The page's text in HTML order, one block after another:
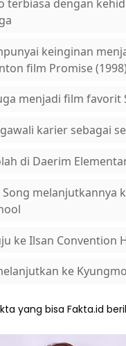
terbiasa dengan
keinginan
film Promise (1998)
menjadi film favorit
karier sebagai
di Daerim
melanjutkannya
ke Ilsan Convention
ke
yang bisa Fakta.id